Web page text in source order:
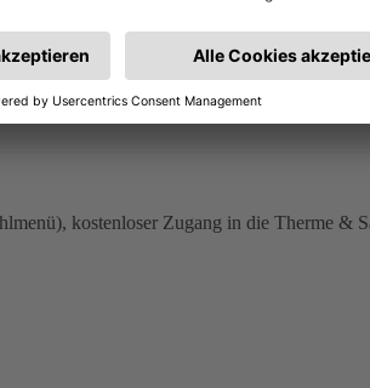
kostenloser Zugang in die Therme
kostenloser Zugang in die Therme